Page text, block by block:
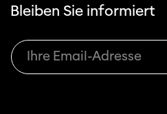
Bleiben Sie informiert